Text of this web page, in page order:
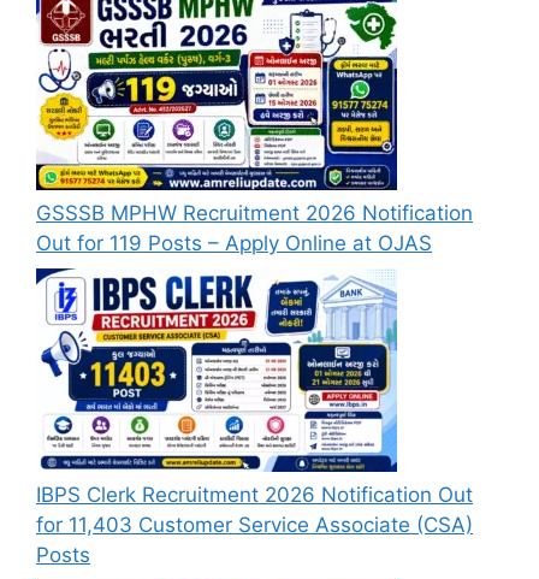
GSSSB MPHW Recruitment 2026 Notification
Out for 119 Posts – Apply Online at OJAS
IBPS Clerk Recruitment 2026 Notification Out
for 11,403 Customer Service Associate (CSA)
Posts